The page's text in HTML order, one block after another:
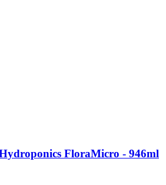
FloraMicro - 946ml